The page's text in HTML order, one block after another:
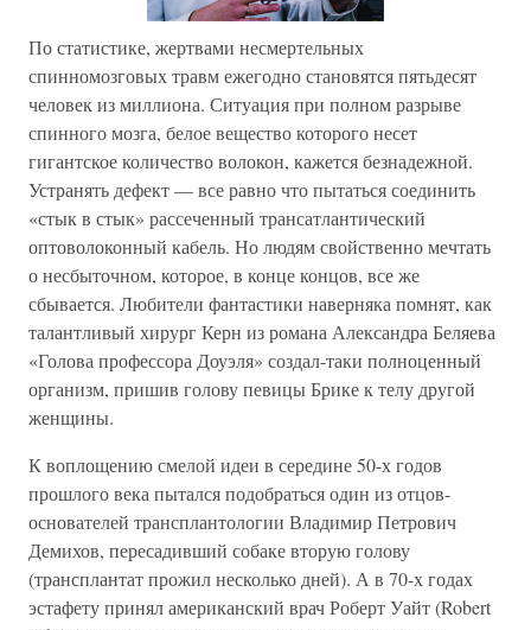
По статистике, жертвами несмертельных
спинномозговых травм ежегодно становятся пятьдесят
человек из миллиона. Ситуация при полном разрыве
спинного мозга, белое вещество которого несет
гигантское количество волокон, кажется безнадежной.
Устранять дефект — все равно что пытаться соединить
«стык в стык» рассеченный трансатлантический
оптоволоконный кабель. Но людям свойственно мечтать
о несбыточном, которое, в конце концов, все же
сбывается. Любители фантастики наверняка помнят, как
талантливый хирург Керн из романа Александра Беляева
«Голова профессора Доуэля» создал-таки полноценный
организм, пришив голову певицы Брике к телу другой
женщины.
К воплощению смелой идеи в середине 50-х годов
прошлого века пытался подобраться один из отцов-
основателей трансплантологии Владимир Петрович
Демихов, пересадивший собаке вторую голову
(трансплантат прожил несколько дней). А в 70-х годах
эстафету принял американский врач Роберт Уайт (Robert